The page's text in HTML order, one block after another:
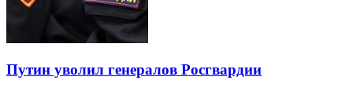
Путин уволил генералов Росгвардии